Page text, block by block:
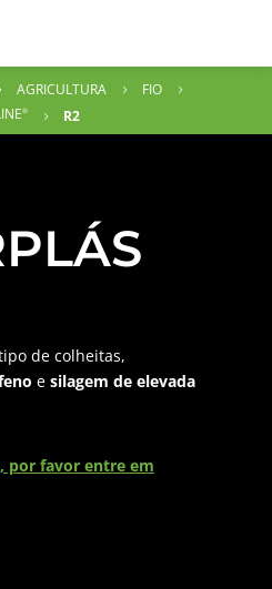
AGRICULTURA 5 FIO 5
® 5 R2
de colheitas,
e silagem de elevada
por favor entre em